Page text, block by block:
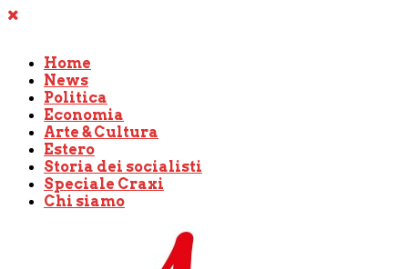
Home
News
Politica
Economia
Arte & Cultura
Estero
Storia dei socialisti
Speciale Craxi
Chi siamo